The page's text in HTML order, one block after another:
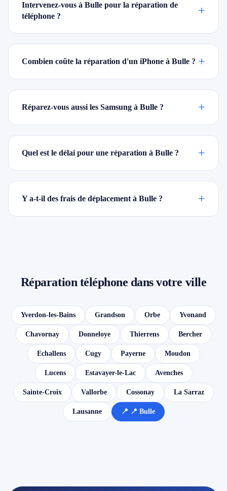
Intervenez-vous à Bulle pour la réparation de
téléphone ?
+
Combien coûte la réparation d'un iPhone à Bulle ? +
Réparez-vous aussi les Samsung à Bulle ? +
Quel est le délai pour une réparation à Bulle ? +
Y a-t-il des frais de déplacement à Bulle ? +
Réparation téléphone dans votre ville
Yverdon-les-Bains Grandson Orbe Yvonand
Chavornay Donneloye Thierrens Bercher
Echallens Cugy Payerne Moudon
Lucens Estavayer-le-Lac Avenches
Sainte-Croix Vallorbe Cossonay La Sarraz
Lausanne 📍 📍 Bulle